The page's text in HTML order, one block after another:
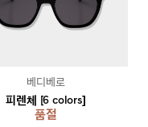
피렌체 [6 colors]
품절
베디베로